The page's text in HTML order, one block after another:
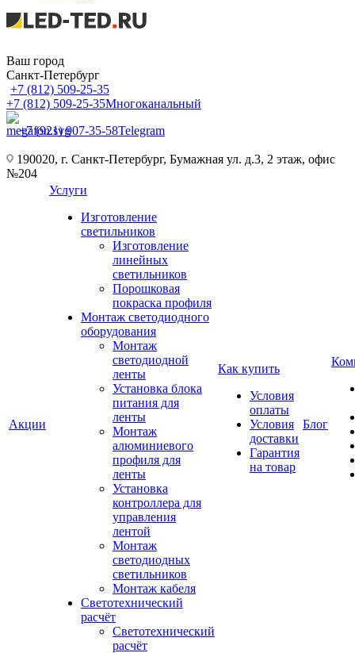
Ваш город
Санкт-Петербург
+7 (812) 509-25-35
+7 (812) 509-25-35Многоканальный
+7 (921) 907-35-58Telegram
190020, г. Санкт-Петербург, Бумажная ул. д.3, 2 этаж, офис
№204
Акции
Услуги
Изготовление
светильников
Изготовление
линейных
светильников
Порошковая
покраска профиля
Монтаж светодиодного
оборудования
Монтаж
светодиодной
ленты
Установка блока
питания для
ленты
Монтаж
алюминиевого
профиля для
ленты
Установка
контроллера для
управления
лентой
Монтаж
светодиодных
светильников
Монтаж кабеля
Светотехнический
расчёт
Светотехнический
расчёт
Как купить
Условия
оплаты
Условия
доставки
Гарантия
на товар
Блог